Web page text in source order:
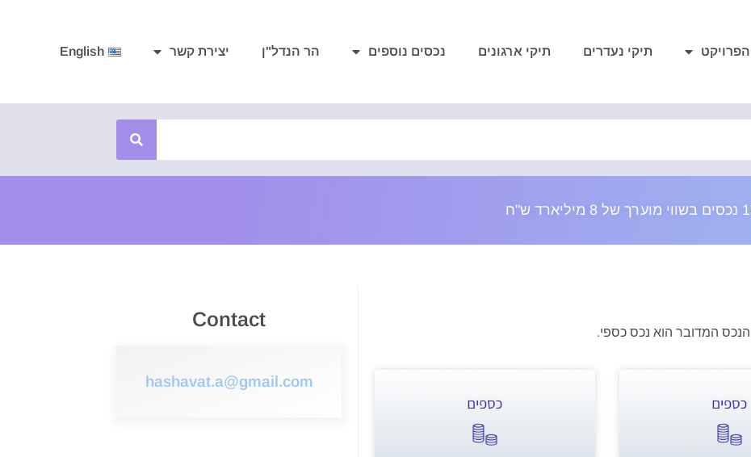
תיקי נעדרים תיקי ארגונים נכסים נוספים הר הנדל"ן יצירת קשר English
המדובר הוא נכס כספי.
Contact
hashavat.a@gmail.com